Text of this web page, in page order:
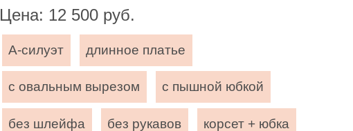
Цена: 12 500 руб.
А-силуэт длинное платье
с овальным вырезом с пышной юбкой
без шлейфа без рукавов корсет + юбка